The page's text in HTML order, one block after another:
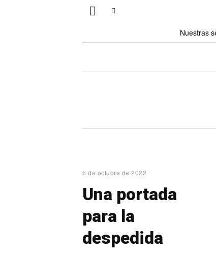
Nuestras
6 de octubre de 2022
Una portada
para la
despedida